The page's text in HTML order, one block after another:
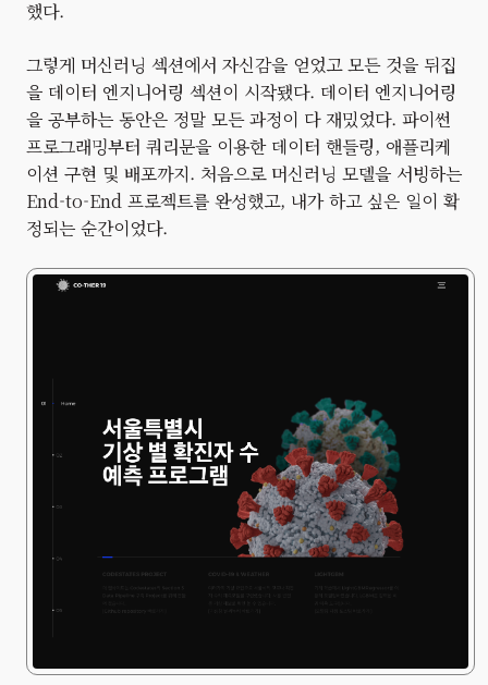
했다.
그렇게 머신러닝 섹션에서 자신감을 얻었고 모든 것을 뒤집
을 데이터 엔지니어링 섹션이 시작됐다. 데이터 엔지니어링
을 공부하는 동안은 정말 모든 과정이 다 재밌었다. 파이썬
프로그래밍부터 쿼리문을 이용한 데이터 핸들링, 애플리케
이션 구현 및 배포까지. 처음으로 머신러닝 모델을 서빙하는
End-to-End 프로젝트를 완성했고, 내가 하고 싶은 일이 확
정되는 순간이었다.